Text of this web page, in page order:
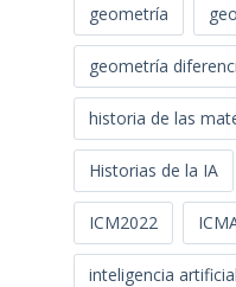
geometría
geometría
historia de las
Historias de la IA
ICM2022
inteligencia artificial